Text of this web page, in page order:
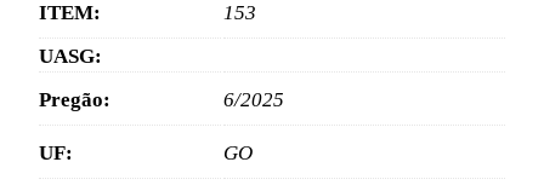
ITEM:
153
UASG:
Pregão:
6/2025
UF: GO